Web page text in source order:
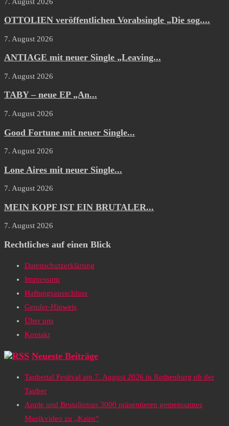
OTTOLIEN veröffentlichen Vorabsingle „Die sog....
7. August 2026
ANTIAGE mit neuer Single „Leaving...
7. August 2026
TABY – neue EP „An...
7. August 2026
Good Fortune mit neuer Single...
7. August 2026
Lone Aires mit neuer Single...
7. August 2026
MEIN KOPF IST EIN BRUTALER...
7. August 2026
Rechtliches auf einen Blick
Datenschutzerklärung
Impressum
Haftungsausschluss
Gender-Hinweis
Über uns
Kontakt
Neueste Beiträge
Taubertal Festival am 7. August 2026 in Rothenburg ob der
Tauber
Apple und Brutalismus 3000 präsentieren gemeinsames
Musikvideo zu „Kairo“